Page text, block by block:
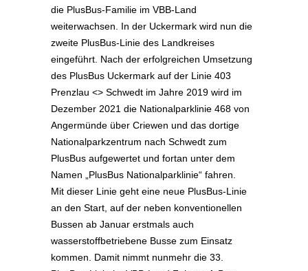
die PlusBus-Familie im VBB-Land
weiterwachsen. In der Uckermark wird nun die
zweite PlusBus-Linie des Landkreises
eingeführt. Nach der erfolgreichen Umsetzung
des PlusBus Uckermark auf der Linie 403
Prenzlau <> Schwedt im Jahre 2019 wird im
Dezember 2021 die Nationalparklinie 468 von
Angermünde über Criewen und das dortige
Nationalparkzentrum nach Schwedt zum
PlusBus aufgewertet und fortan unter dem
Namen „PlusBus Nationalparklinie“ fahren.
Mit dieser Linie geht eine neue PlusBus-Linie
an den Start, auf der neben konventionellen
Bussen ab Januar erstmals auch
wasserstoffbetriebene Busse zum Einsatz
kommen. Damit nimmt nunmehr die 33.